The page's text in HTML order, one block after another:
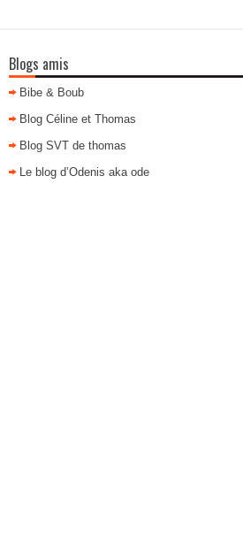
Blogs amis
Bibe & Boub
Blog Céline et Thomas
Blog SVT de thomas
Le blog d’Odenis aka ode